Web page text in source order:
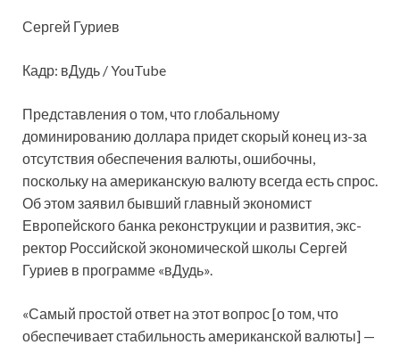
Сергей Гуриев
Кадр: вДудь / YouTube
Представления о том, что глобальному
доминированию доллара придет скорый конец из-за
отсутствия обеспечения валюты, ошибочны,
поскольку на американскую валюту всегда есть спрос.
Об этом заявил бывший главный экономист
Европейского банка реконструкции и развития, экс-
ректор Российской экономической школы Сергей
Гуриев в программе «вДудь».
«Самый простой ответ на этот вопрос [о том, что
обеспечивает стабильность американской валюты] —